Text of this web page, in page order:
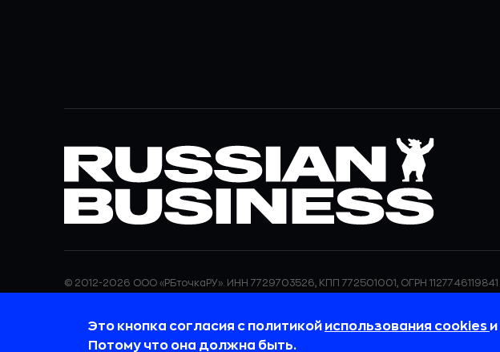
© 2012-2026 ООО «РБточкаРУ». ИНН 7729703526, КПП 772501001, ОГРН 1127746119841
требованиях к защите персональных данных отражены в Политике в отношении
обработки персональных данных.
Это кнопка согласия с политикой использования cookies и
Потому что она должна быть.